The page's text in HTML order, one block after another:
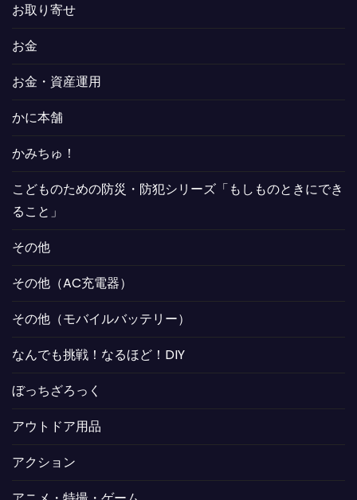
お取り寄せ
お金
お金・資産運用
かに本舗
かみちゅ！
こどものための防災・防犯シリーズ「もしものときにでき
ること」
その他
その他（AC充電器）
その他（モバイルバッテリー）
なんでも挑戦！なるほど！DIY
ぼっちざろっく
アウトドア用品
アクション